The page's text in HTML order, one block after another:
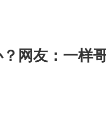
网友：一样